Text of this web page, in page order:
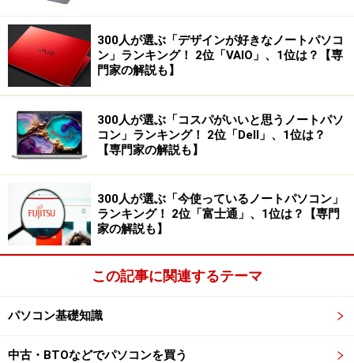
Chromebookは機種によりますが、基本的にはスペック
が高くないため、Androidアプリの操作をすると速度が重
く感じる場合があります。Chromeブラウザの操作に関し
ては、タブを多く開くようなことをしなければ、速度の
低下もなく、快適に操作ができます。
そのため、普段仕事でChromeをメインで使っている方に
は違和感なく、日常業務がこなせる端末になっていま
す。パソコンアプリの代わりにAndroidアプリを使おうと
すると、機能の違いや動作速度などで工夫が必要となる
でしょう。
なお、Chromebookは通常のノートパソコンに比べてバ
ッテリー駆動時間も長めで持ち歩きやすいサイズとなっ
300人が選ぶ「デザインが好きなノートパソコ
ン」ランキング！ 2位「VAIO」、1位は？【専
門家の解説も】
300人が選ぶ「コスパがいいと思うノートパソ
コン」ランキング！ 2位「Dell」、1位は？
【専門家の解説も】
300人が選ぶ「今使っているノートパソコン」
ランキング！ 2位「富士通」、1位は？【専門
家の解説も】
この記事に関連するテーマ
パソコン基礎知識
中古・BTOなどでパソコンを買う